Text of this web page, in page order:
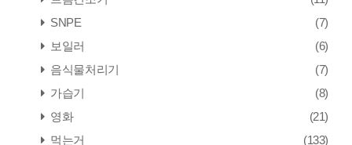
SNPE
(7)
보일러
(6)
음식물처리기
(7)
가습기
(8)
영화
(21)
먹는거
(133)